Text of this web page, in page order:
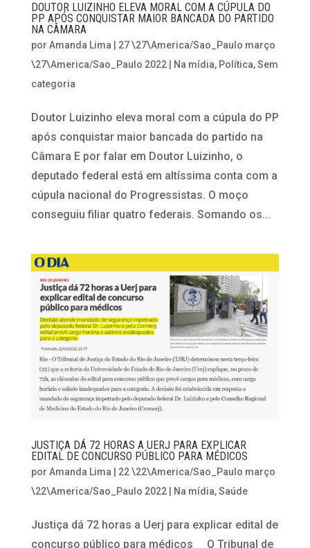
DOUTOR LUIZINHO ELEVA MORAL COM A CÚPULA DO
PP APÓS CONQUISTAR MAIOR BANCADA DO PARTIDO
NA CÂMARA
por Amanda Lima
27 \27\America/Sao_Paulo março
\27\America/Sao_Paulo 2022| Na mídia, Política,Sem
categoria
Doutor Luizinho eleva moral com a cúpula do PP
após conquistar maior bancada do partido na
Câmara E por falar em Doutor Luizinho, o
deputado federal está em altíssima conta com a
cúpula nacional do Progressistas. O moço
conseguiu filiar quatro federais. Somando os...
JUSTIÇA DÁ 72 HORAS A UERJ PARA EXPLICAR
EDITAL DE CONCURSO PÚBLICO PARA MÉDICOS
por Amanda Lima
22 \22\America/Sao_Paulo março
\22\America/Sao_Paulo 2022| Na mídia,Saúde
Justiça dá 72 horas a Uerj para explicar edital de
concurso público para médicos O Tribunal de